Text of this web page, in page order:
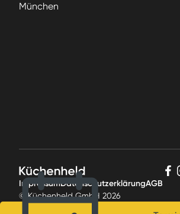
München
ImpressumDatenschutzerklärungAGB
© Küchenheld GmbH 2026